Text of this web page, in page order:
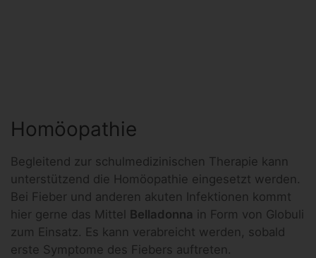
Homöopathie
Begleitend zur schulmedizinischen Therapie kann
unterstützend die Homöopathie eingesetzt werden.
Bei Fieber und anderen akuten Infektionen kommt
hier gerne das Mittel
Belladonna in Form von Globuli
zum Einsatz. Es kann verabreicht werden, sobald
erste Symptome des Fiebers auftreten.